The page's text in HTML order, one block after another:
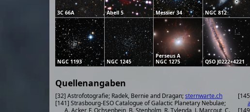
3C 66A Abell 5 Messier 34 NGC 812
NGC 1193 NGC 1245
Perseus A
NGC 1275
QSO J0222+4221
Quellenangaben
[32] Astrofotografie; Radek, Bernie and Dragan;sternwarte.ch
[141] Strasbourg-ESO Catalogue of Galactic Planetary Nebulae;